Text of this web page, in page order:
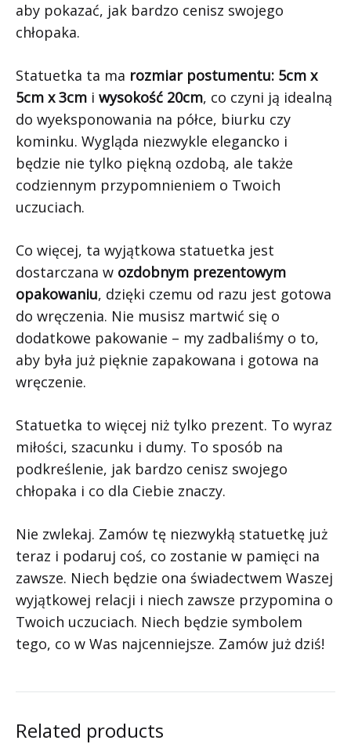
aby pokazać, jak bardzo cenisz swojego
chłopaka.
Statuetka ta ma rozmiar postumentu: 5cm x
5cm x 3cm i wysokość 20cm, co czyni ją idealną
do wyeksponowania na półce, biurku czy
kominku. Wygląda niezwykle elegancko i
będzie nie tylko piękną ozdobą, ale także
codziennym przypomnieniem o Twoich
uczuciach.
Co więcej, ta wyjątkowa statuetka jest
dostarczana w ozdobnym prezentowym
opakowaniu, dzięki czemu od razu jest gotowa
do wręczenia. Nie musisz martwić się o
dodatkowe pakowanie – my zadbaliśmy o to,
aby była już pięknie zapakowana i gotowa na
wręczenie.
Statuetka to więcej niż tylko prezent. To wyraz
miłości, szacunku i dumy. To sposób na
podkreślenie, jak bardzo cenisz swojego
chłopaka i co dla Ciebie znaczy.
Nie zwlekaj. Zamów tę niezwykłą statuetkę już
teraz i podaruj coś, co zostanie w pamięci na
zawsze. Niech będzie ona świadectwem Waszej
wyjątkowej relacji i niech zawsze przypomina o
Twoich uczuciach. Niech będzie symbolem
tego, co w Was najcenniejsze. Zamów już dziś!
Related products